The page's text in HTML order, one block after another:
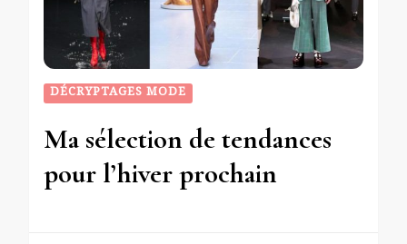
DÉCRYPTAGES MODE
Ma sélection de tendances
pour l’hiver prochain